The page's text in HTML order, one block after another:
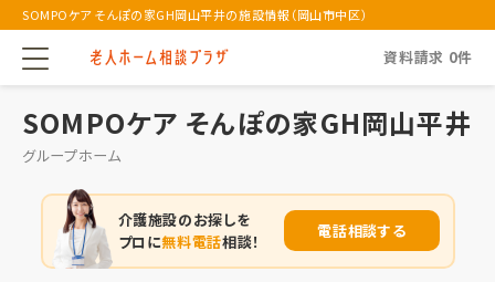
SOMPOケア そんぽの家GH岡山平井の施設情報（岡山市中区）
資料請求 0件
SOMPOケア そんぽの家GH岡山平井
グループホーム
介護施設のお探しを
プロに無料電話相談！
電話相談する